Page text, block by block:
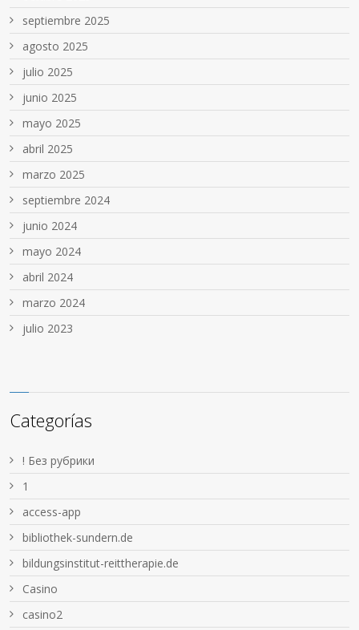
septiembre 2025
agosto 2025
julio 2025
junio 2025
mayo 2025
abril 2025
marzo 2025
septiembre 2024
junio 2024
mayo 2024
abril 2024
marzo 2024
julio 2023
Categorías
! Без рубрики
1
access-app
bibliothek-sundern.de
bildungsinstitut-reittherapie.de
Casino
casino2